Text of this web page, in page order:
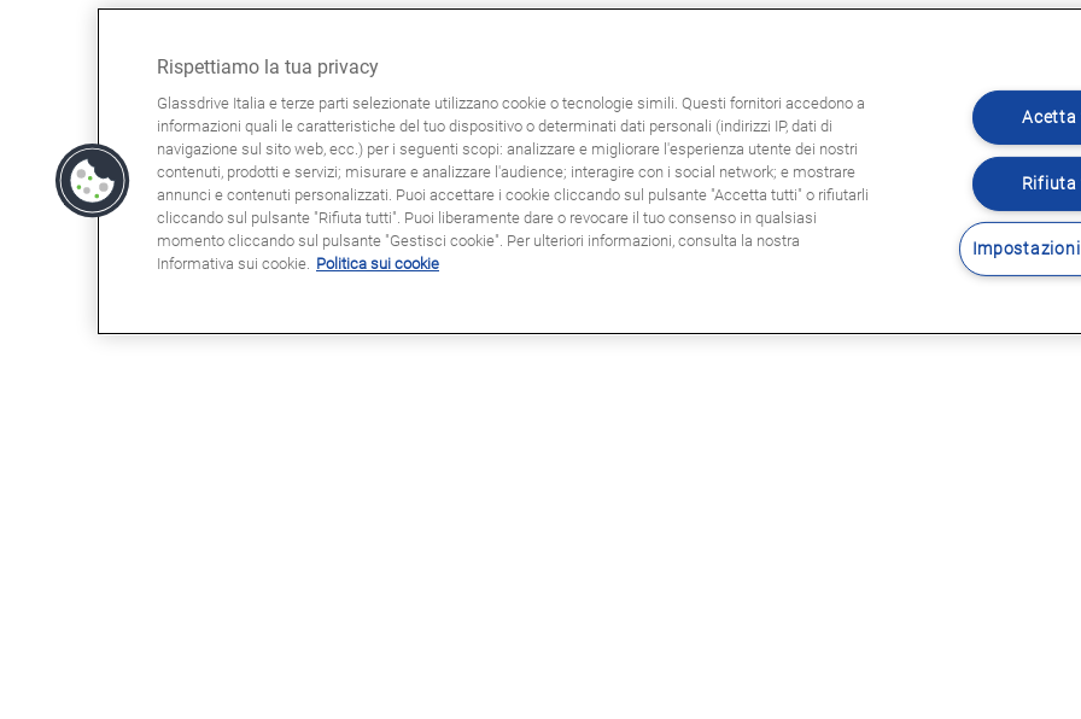
Rispettiamo la tua privacy
Glassdrive Italia e terze parti selezionate utilizzano cookie o tecnologie simili. Questi fornitori accedono a
informazioni quali le caratteristiche del tuo dispositivo o determinati dati personali (indirizzi IP, dati di
navigazione sul sito web, ecc.) per i seguenti scopi: analizzare e migliorare l'esperienza utente dei nostri
contenuti, prodotti e servizi; misurare e analizzare l'audience; interagire con i social network; e mostrare
annunci e contenuti personalizzati. Puoi accettare i cookie cliccando sul pulsante "Accetta tutti" o rifiutarli
cliccando sul pulsante "Rifiuta tutti". Puoi liberamente dare o revocare il tuo consenso in qualsiasi
momento cliccando sul pulsante "Gestisci cookie". Per ulteriori informazioni, consulta la nostra
Informativa sui cookie. Politica sui cookie